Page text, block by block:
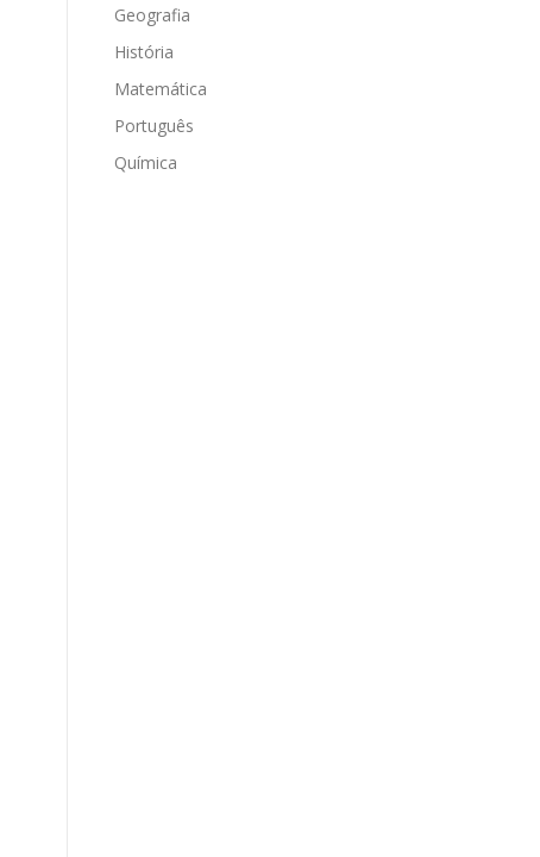
Geografia
História
Matemática
Português
Química